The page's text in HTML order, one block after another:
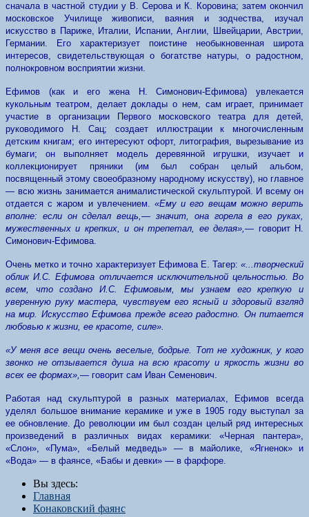
сначала в частной студии у В. Серова и К. Коровина; затем окончил
московское Училище живописи, ваяния и зодчества, изучал
искусство в Париже, Италии, Испании, Англии, Швейцарии, Австрии,
Германии. Его характеризует поистине необыкновенная широта
интересов, свидетельствующая о богатстве натуры, о радостном,
полнокровном восприятии жизни.
Ефимов (как и его жена Н. Симонович-Ефимова) увлекается
кукольным театром, делает доклады о нем, сам играет, принимает
участие в организации Первого московского театра для детей,
руководимого Н. Сац; создает иллюстрации к многочисленным
детским книгам; его интересуют офорт, литография, вырезывание из
бумаги; он выполняет модель деревянной игрушки, изучает и
коллекционирует пряники (им был собран целый альбом,
посвященный этому своеобразному народному искусству), но главное
— всю жизнь занимается анималистической скульптурой. И всему он
отдается с жаром и увлечением. «Ему и его вещам можно верить
вполне: если он сделал вещь,— значит, она горела в его руках,
мужественных и крепких, и он трепетал, ее делая»,— говорит Н.
Симонович-Ефимова.
Очень метко и точно характеризует Ефимова Е. Тагер: «...творческий
облик И.С. Ефимова отличается исключительной цельностью. Во
всем, что создано И.С. Ефимовым, мы узнаем его крепкую и
уверенную руку мастера, чувствуем его ясный и здоровый взгляд
на мир. Искусство Ефимова прежде всего радостно. Он питается
любовью к жизни, ее красоте, силе».
«У меня все вещи очень веселые, бодрые. Тот не художник, у кого
звонко не отзывается душа на всю красоту и яркость жизни во
всех ее формах»,— говорит сам Иван Семенович.
Работая над скульптурой в разных материалах, Ефимов всегда
уделял большое внимание керамике и уже в 1905 году выступал за
ее обновление. До революции им был создан целый ряд интересных
произведений в различных видах керамики: «Черная пантера»,
«Слон», «Пума», «Белый медведь» — в майолике, «Ягненок» и
«Вода» — в фаянсе, «Бабы и девки» — в фарфоре.
Вы здесь:
Главная
Конаковский фаянс